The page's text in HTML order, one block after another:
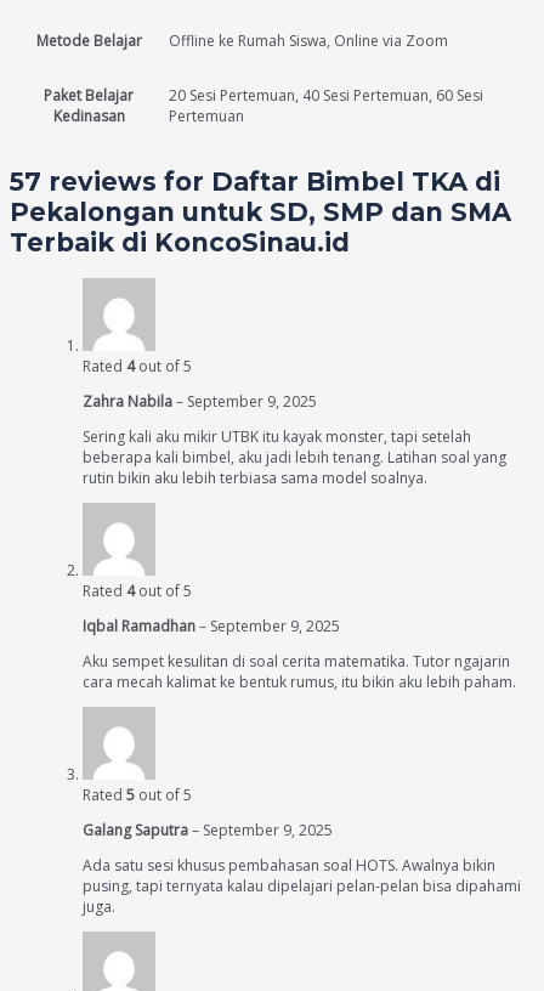
Metode Belajar Offline ke Rumah Siswa, Online via Zoom
Paket Belajar
Kedinasan
20 Sesi Pertemuan, 40 Sesi Pertemuan, 60 Sesi
Pertemuan
57 reviews for Daftar Bimbel TKA di
Pekalongan untuk SD, SMP dan SMA
Terbaik di KoncoSinau.id
Rated 4out of 5
Zahra Nabila– September 9, 2025
Sering kali aku mikir UTBK itu kayak monster, tapi setelah
beberapa kali bimbel, aku jadi lebih tenang. Latihan soal yang
rutin bikin aku lebih terbiasa sama model soalnya.
Rated 4out of 5
Iqbal Ramadhan– September 9, 2025
Aku sempet kesulitan di soal cerita matematika. Tutor ngajarin
cara mecah kalimat ke bentuk rumus, itu bikin aku lebih paham.
Rated 5 out of 5
Galang Saputra– September 9, 2025
Ada satu sesi khusus pembahasan soal HOTS. Awalnya bikin
pusing, tapi ternyata kalau dipelajari pelan-pelan bisa dipahami
juga.